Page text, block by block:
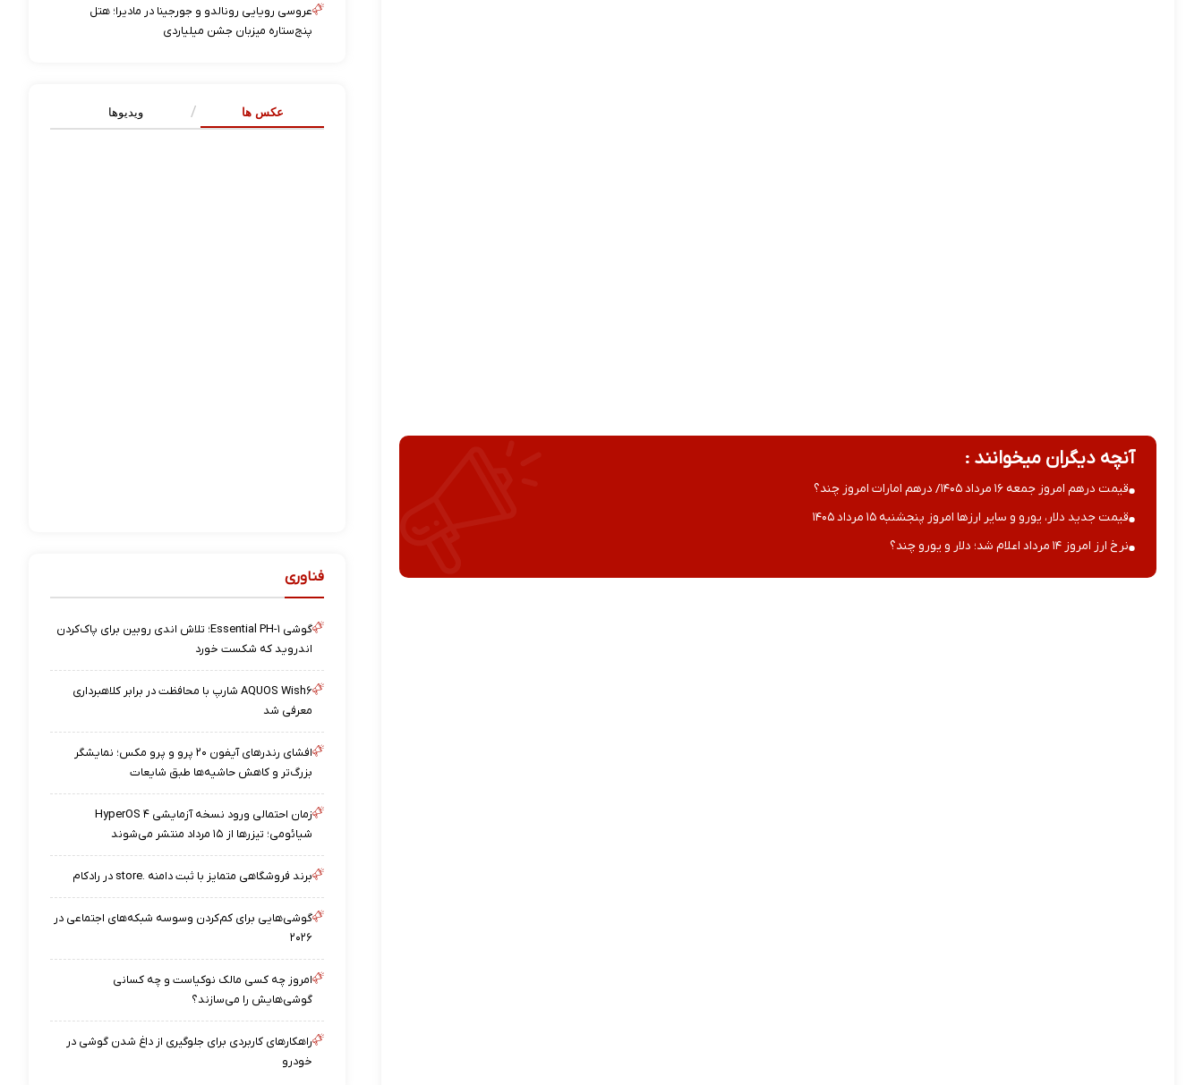
آنچه دیگران میخوانند :
قیمت درهم امروز جمعه ۱۶ مرداد ۱۴۰۵/ درهم امارات امروز چند؟
قیمت جدید دلار، یورو و سایر ارزها امروز پنجشنبه ۱۵ مرداد ۱۴۰۵
نرخ ارز امروز ۱۴ مرداد اعلام شد؛ دلار و یورو چند؟
عروسی رویایی رونالدو و جورجینا در مادیرا؛ هتل
پنج‌ستاره میزبان جشن میلیاردی
عکس ها ویدیوها
فناوری
گوشی Essential PH-۱؛ تلاش اندی روبین برای پاک‌کردن
اندروید که شکست خورد
AQUOS Wish۶ شارپ با محافظت در برابر کلاهبرداری
معرفی شد
افشای رندرهای آیفون ۲۰ پرو و پرو مکس؛ نمایشگر
بزرگ‌تر و کاهش حاشیه‌ها طبق شایعات
زمان احتمالی ورود نسخه آزمایشی HyperOS ۴
شیائومی؛ تیزرها از ۱۵ مرداد منتشر می‌شوند
برند فروشگاهی متمایز با ثبت دامنه .store در رادکام
گوشی‌هایی برای کم‌کردن وسوسه شبکه‌های اجتماعی در
۲۰۲۶
امروز چه کسی مالک نوکیاست و چه کسانی
گوشی‌هایش را می‌سازند؟
راهکارهای کاربردی برای جلوگیری از داغ شدن گوشی در
خودرو